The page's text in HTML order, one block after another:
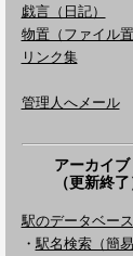
戯言（日記）
物置（ファイル置
リンク集
管理人へメール
アーカイブ
（更新終了
駅のデータベース
・ 駅名検索（簡易